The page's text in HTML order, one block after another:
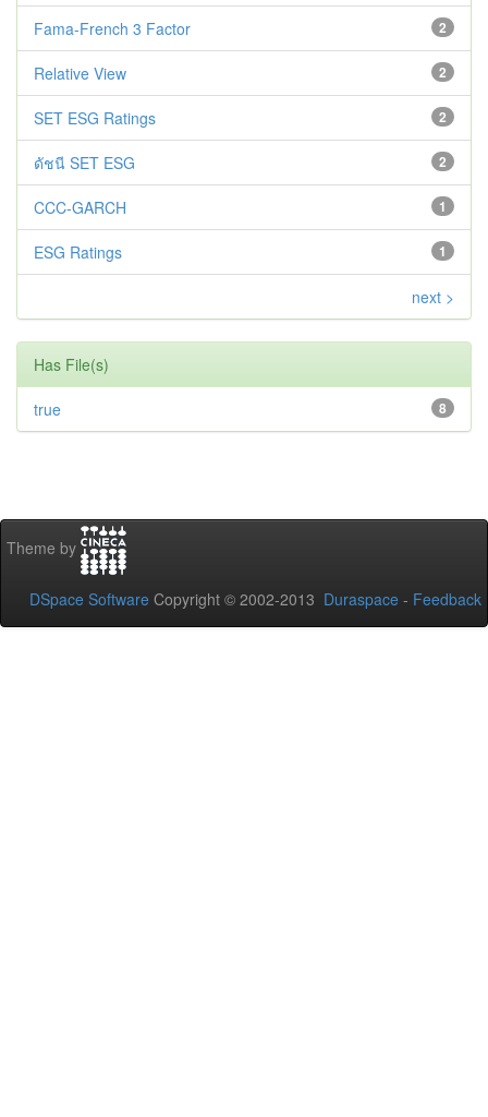
2
Fama-French 3 Factor
2
Relative View
2
SET ESG Ratings
2
ดัชนี SET ESG
1
CCC-GARCH
1
ESG Ratings
next >
Has File(s)
8
true
Theme by
DSpace Software Copyright © 2002-2013 Duraspace - Feedback